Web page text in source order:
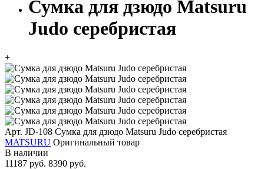
Сумка для дзюдо Matsuru
Judo серебристая
+
Арт. JD-108 Сумка для дзюдо Matsuru Judo серебристая
MATSURU Оригинальный товар
В наличии
11187 руб. 8390 руб.